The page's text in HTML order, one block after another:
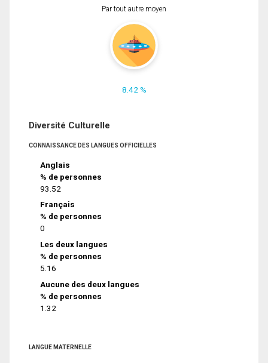
Par tout autre moyen
8.42 %
Diversité Culturelle
CONNAISSANCE DES LANGUES OFFICIELLES
Anglais
% de personnes
93.52
Français
% de personnes
0
Les deux langues
% de personnes
5.16
Aucune des deux langues
% de personnes
1.32
LANGUE MATERNELLE